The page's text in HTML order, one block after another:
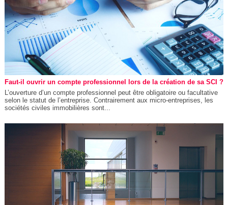
Faut-il ouvrir un compte professionnel lors de la création de sa SCI ?
L’ouverture d’un compte professionnel peut être obligatoire ou facultative
selon le statut de l’entreprise. Contrairement aux micro-entreprises, les
sociétés civiles immobilières sont...